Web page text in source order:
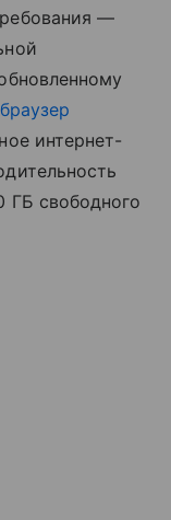
—
браузер
интернет-
ГБ свободного